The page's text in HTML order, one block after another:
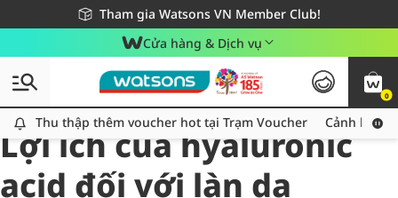
Tham gia Watsons VN Member Club!
Miễn phí giao hàng cho đơn hàng từ 249,000Đ
Giao hàng nhanh 24h - Áp dụng khu vực TP. Hồ Chí Minh
Cửa hàng & Dịch vụ
0
Thu thập thêm voucher hot tại Trạm Voucher
Thu thập thêm voucher hot tại Trạm Voucher Cảnh báo
All
Chăm Sóc Cá Nhân
Lợi ích của hyaluronic
acid đối với làn da